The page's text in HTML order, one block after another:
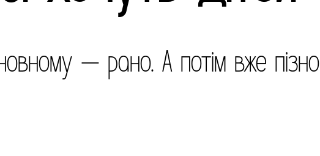
— рано. А потім вже пізно